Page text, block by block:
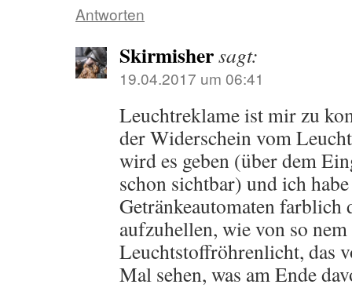
Antworten
Skirmishersagt:
19.04.2017 um 06:41
Leuchtreklame ist mir zu
der Widerschein vom
wird es geben (über dem
schon sichtbar) und ich
Getränkeautomaten farblich
aufzuhellen, wie von so
Leuchtstoffröhrenlicht, das
Mal sehen, was am Ende